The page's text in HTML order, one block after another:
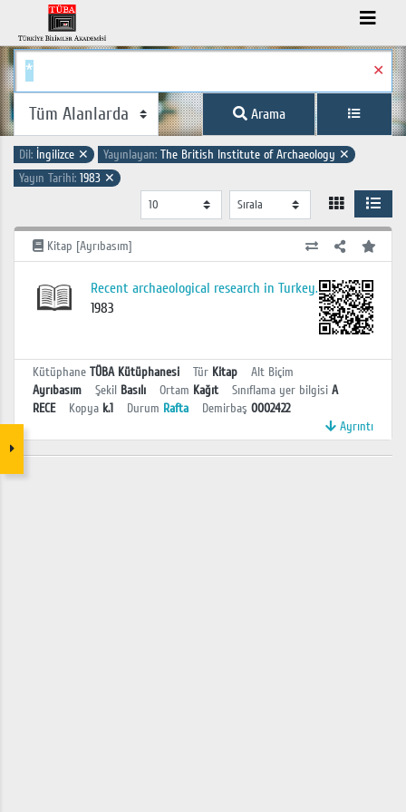
✕
Arama
Dil: İngilizce ✕ Yayınlayan: The British Institute of Archaeology ✕
Yayın Tarihi: 1983 ✕
Kitap [Ayrıbasım]
Recent archaeological research in Turkey.
1983
Kütüphane TÜBA Kütüphanesi Tür Kitap
Alt Biçim
Ayrıbasım
Şekil Basılı Ortam Kağıt Sınıflama yer bilgisi A
RECE
Kopya k.1 Durum Rafta Demirbaş 0002422
Ayrıntı